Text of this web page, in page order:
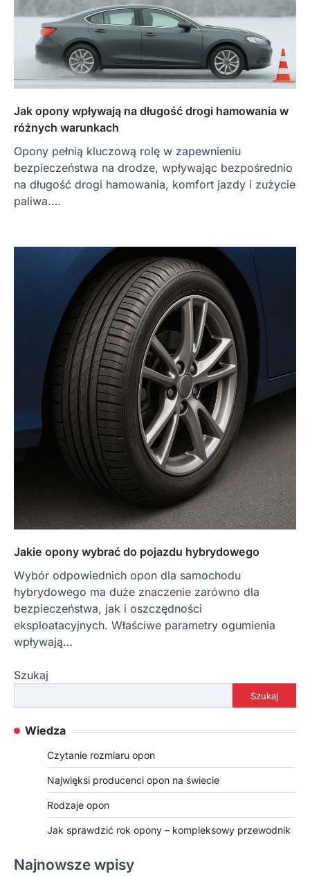
Jak opony wpływają na długość drogi hamowania w
różnych warunkach
Opony pełnią kluczową rolę w zapewnieniu
bezpieczeństwa na drodze, wpływając bezpośrednio
na długość drogi hamowania, komfort jazdy i zużycie
paliwa.…
Jakie opony wybrać do pojazdu hybrydowego
Wybór odpowiednich opon dla samochodu
hybrydowego ma duże znaczenie zarówno dla
bezpieczeństwa, jak i oszczędności
eksploatacyjnych. Właściwe parametry ogumienia
wpływają…
Szukaj
Szukaj
Wiedza
Czytanie rozmiaru opon
Najwięksi producenci opon na świecie
Rodzaje opon
Jak sprawdzić rok opony – kompleksowy przewodnik
Najnowsze wpisy